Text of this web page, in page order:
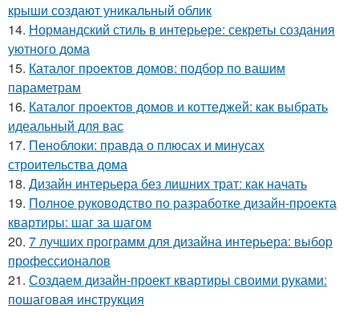
крыши создают уникальный облик
14. Нормандский стиль в интерьере: секреты создания
уютного дома
15. Каталог проектов домов: подбор по вашим
параметрам
16. Каталог проектов домов и коттеджей: как выбрать
идеальный для вас
17. Пеноблоки: правда о плюсах и минусах
строительства дома
18. Дизайн интерьера без лишних трат: как начать
19. Полное руководство по разработке дизайн-проекта
квартиры: шаг за шагом
20. 7 лучших программ для дизайна интерьера: выбор
профессионалов
21. Создаем дизайн-проект квартиры своими руками:
пошаговая инструкция